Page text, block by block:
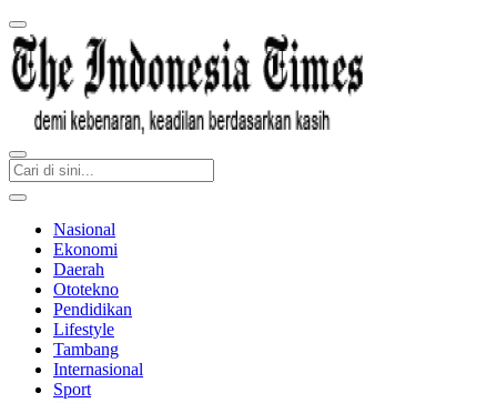
Nasional
Ekonomi
Daerah
Ototekno
Pendidikan
Lifestyle
Tambang
Internasional
Sport